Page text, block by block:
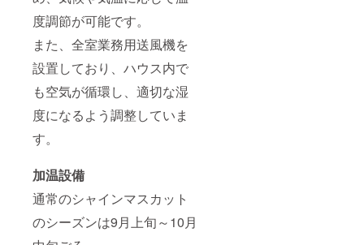
度調節が可能です。
また、全室業務用送風機を
設置しており、ハウス内で
も空気が循環し、適切な湿
度になるよう調整していま
す。
加温設備
通常のシャインマスカット
のシーズンは9月上旬～10月